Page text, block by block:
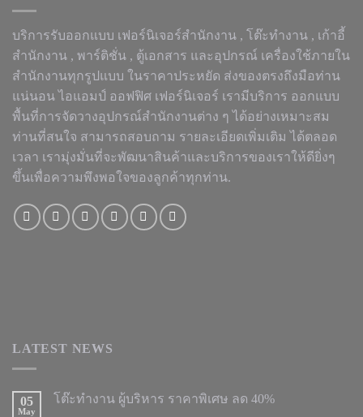
บริการรับออกแบบ เฟอร์นิเจอร์สำนักงาน , โต๊ะทำงาน , เก้าอี้
สำนักงาน , พาร์ติชั่น , ตู้เอกสาร และอุปกรณ์ เครื่องใช้ภายใน
สำนักงานทุกรูปแบบ ในราคาประหยัด ส่งของตรงถึงมือท่าน
แน่นอน ไอแอมป์ ออฟฟิศ เฟอร์นิเจอร์ เรามีบริการ ออกแบบ
พื้นที่การจัดวางอุปกรณ์สำนักงานต่าง ๆ ได้อย่างเหมาะสม
ท่านที่สนใจ สามารถสอบถาม รายละเอียดเพิ่มเติม ได้ตลอด
เวลา เรามุ่งมั่นที่จะพัฒนาสินค้าและบริการของเราให้ดียิ่งๆ
ขึ้นเพื่อความพึงพอใจของลูกค้าทุกท่าน.
LATEST NEWS
05
May
โต๊ะทำงาน ผู้บริหาร ราคาพิเศษ ลด 40%